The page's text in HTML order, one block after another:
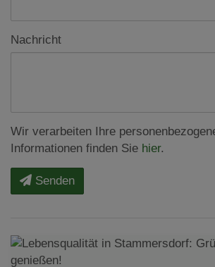
Nachricht
Wir verarbeiten Ihre
Informationen finden Sie hier.
Senden